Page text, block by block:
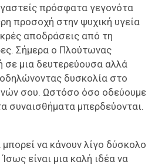
πρόσφατα γεγονότα
προσοχή στην ψυχική υγεία
αποδράσεις από τη
Σήμερα ο Πλούτωνας
σε μια δευτερεύουσα αλλά
δυσκολία στο
σου. Ωστόσο όσο οδεύουμε
συναισθήματα μπερδεύονται.
να κάνουν λίγο δύσκολο
είναι μια καλή ιδέα να